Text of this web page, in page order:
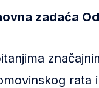
zadaća
rata